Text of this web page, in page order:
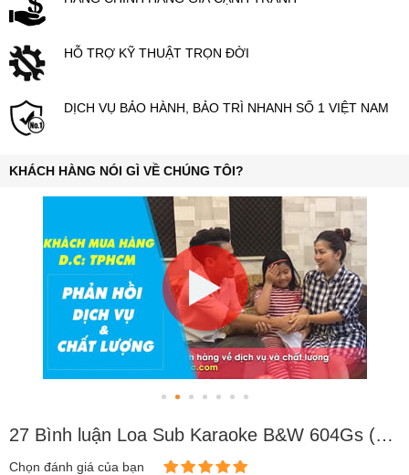
HỖ TRỢ KỸ THUẬT TRỌN ĐỜI
DỊCH VỤ BẢO HÀNH, BẢO TRÌ NHANH SỐ 1 VIỆT NAM
KHÁCH HÀNG NÓI GÌ VỀ CHÚNG TÔI?
27 Bình luận Loa Sub Karaoke B&W 604Gs (Sub điện bass 30cm)
Chọn đánh giá của bạn